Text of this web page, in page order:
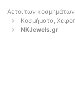
Αετοί των κοσμημάτων
Κοσμήματα,
NKJewels.gr